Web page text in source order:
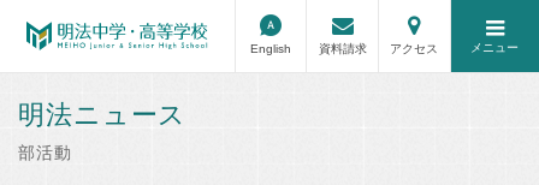
English 資料請求 アクセス メニュー
明法ニュース
部活動